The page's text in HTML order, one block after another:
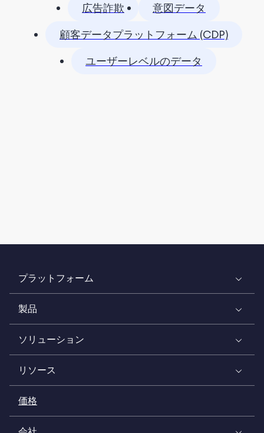
広告詐欺
意図データ
顧客データプラットフォーム (CDP)
ユーザーレベルのデータ
プラットフォーム
製品
ソリューション
リソース
価格